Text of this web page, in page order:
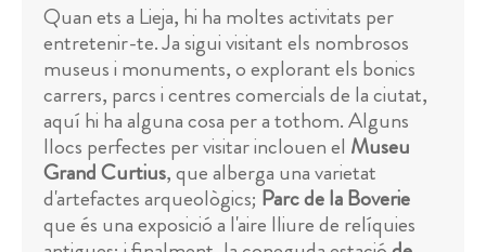
Quan ets a Lieja, hi ha moltes activitats per
entretenir-te. Ja sigui visitant els nombrosos
museus i monuments, o explorant els bonics
carrers, parcs i centres comercials de la ciutat,
aquí hi ha alguna cosa per a tothom. Alguns
llocs perfectes per visitar inclouen el Museu
Grand Curtius, que alberga una varietat
d'artefactes arqueològics; Parc de la Boverie
que és una exposició a l'aire lliure de relíquies